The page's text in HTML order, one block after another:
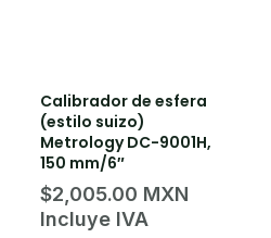
Calibrador de esfera
(estilo suizo)
Metrology DC-9001H,
150 mm/6″
$2,005.00